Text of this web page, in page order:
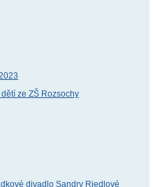
ze ZŠ Rozsochy
divadlo Sandry Riedlové